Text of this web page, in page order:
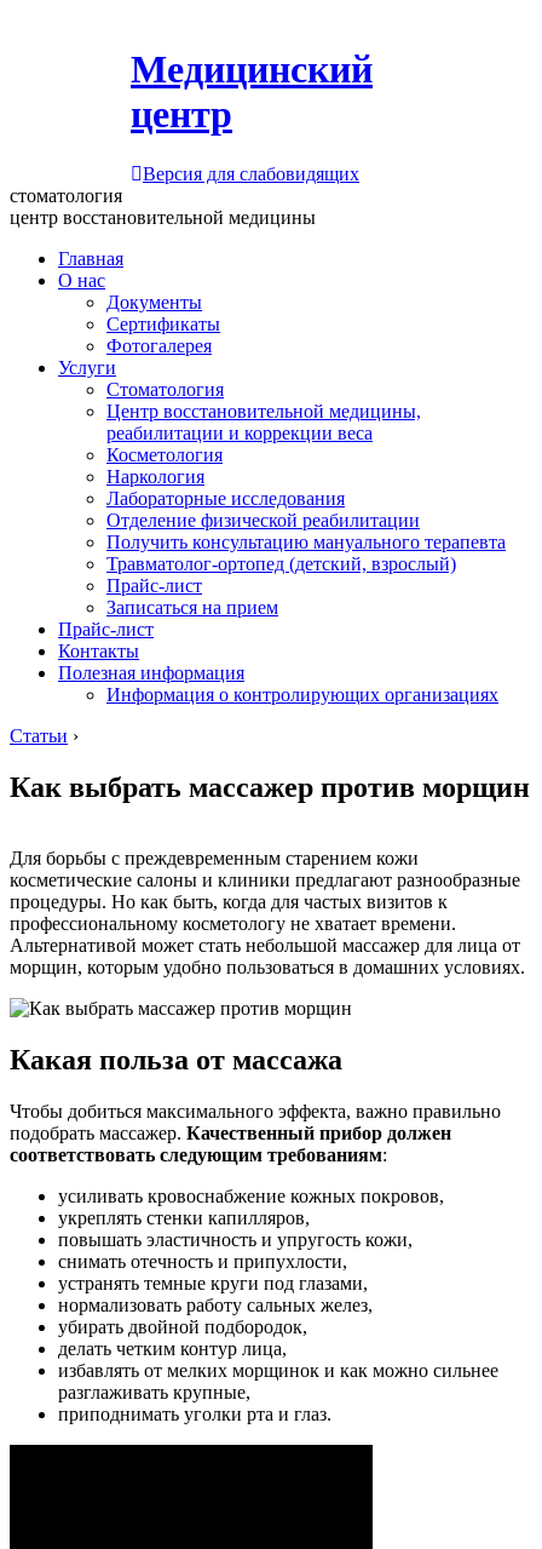
Медицинский
центр
Версия для слабовидящих
стоматология
центр восстановительной медицины
Главная
О нас
Документы
Сертификаты
Фотогалерея
Услуги
Стоматология
Центр восстановительной медицины,
реабилитации и коррекции веса
Косметология
Наркология
Лабораторные исследования
Отделение физической реабилитации
Получить консультацию мануального терапевта
Травматолог-ортопед (детский, взрослый)
Прайс-лист
Записаться на прием
Прайс-лист
Контакты
Полезная информация
Информация о контролирующих организациях
Статьи ›
Как выбрать массажер против морщин
Для борьбы с преждевременным старением кожи
косметические салоны и клиники предлагают разнообразные
процедуры. Но как быть, когда для частых визитов к
профессиональному косметологу не хватает времени.
Альтернативой может стать небольшой массажер для лица от
морщин, которым удобно пользоваться в домашних условиях.
Какая польза от массажа
Чтобы добиться максимального эффекта, важно правильно
подобрать массажер. Качественный прибор должен
соответствовать следующим требованиям:
усиливать кровоснабжение кожных покровов,
укреплять стенки капилляров,
повышать эластичность и упругость кожи,
снимать отечность и припухлости,
устранять темные круги под глазами,
нормализовать работу сальных желез,
убирать двойной подбородок,
делать четким контур лица,
избавлять от мелких морщинок и как можно сильнее
разглаживать крупные,
приподнимать уголки рта и глаз.